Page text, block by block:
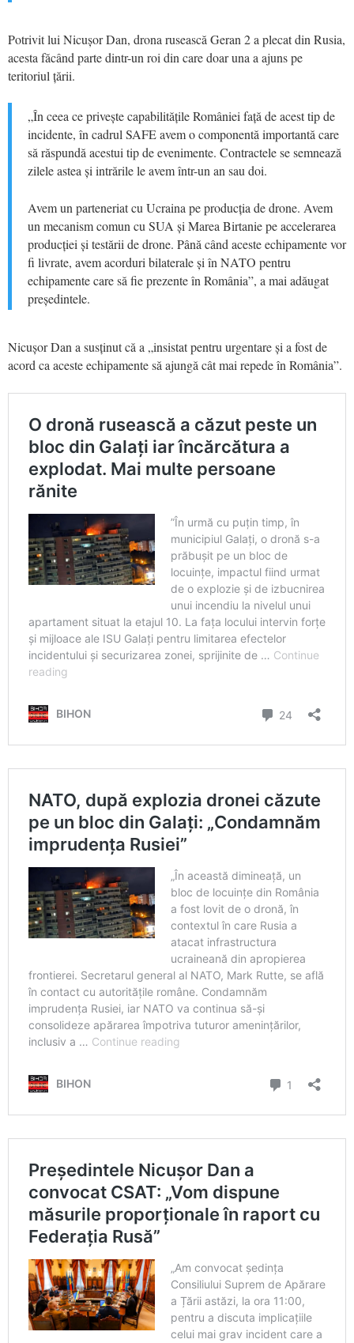
Potrivit lui Nicușor Dan, drona rusească Geran 2 a plecat din Rusia,
acesta făcând parte dintr-un roi din care doar una a ajuns pe
teritoriul țării.
„În ceea ce privește capabilitățile României față de acest tip de
incidente, în cadrul SAFE avem o componentă importantă care
să răspundă acestui tip de evenimente. Contractele se semnează
zilele astea și intrările le avem într-un an sau doi.
Avem un parteneriat cu Ucraina pe producția de drone. Avem
un mecanism comun cu SUA și Marea Birtanie pe accelerarea
producției și testării de drone. Până când aceste echipamente vor
fi livrate, avem acorduri bilaterale și în NATO pentru
echipamente care să fie prezente în România”, a mai adăugat
președintele.
Nicușor Dan a susținut că a „insistat pentru urgentare și a fost de
acord ca aceste echipamente să ajungă cât mai repede în România”.